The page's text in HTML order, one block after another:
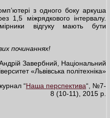
з одного боку аркуша
1,5 міжрядкового інтервалу.
відгуку мають бути
починаннях!
Завербний, Національний
«Львівська політехніка»
“Наша перспектива“, №7-
8 (10-11), 2015 р.